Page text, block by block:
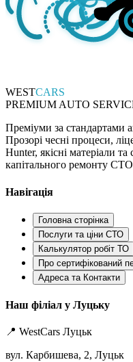
WESTCARS
PREMIUM AUTO
Преміуми за стандартами
Прозорі чесні процеси,
Hunter, якісні матеріали
капітального ремонту
Навігація
Головна сторінка
Послуги та ціни СТО
Калькулятор робіт ТО
Про сертифікований
Адреса та Контакти
Наш філіал у Луцьку
📍 WestCars Луцьк
вул. Карбишева, 2, Луцьк